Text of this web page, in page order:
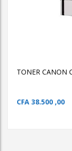
TONER CANON
CFA 38.500 ,00